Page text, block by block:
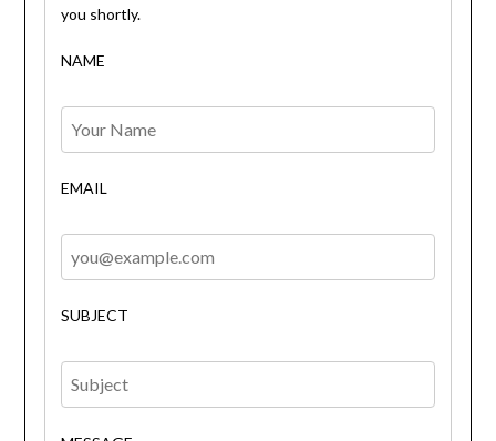
you shortly.
NAME
EMAIL
SUBJECT